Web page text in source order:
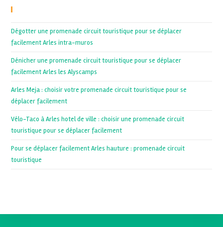
Dégotter une promenade circuit touristique pour se déplacer
facilement Arles intra-muros
Dénicher une promenade circuit touristique pour se déplacer
facilement Arles les Alyscamps
Arles Meja : choisir votre promenade circuit touristique pour se
déplacer facilement
Vélo-Taco à Arles hotel de ville : choisir une promenade circuit
touristique pour se déplacer facilement
Pour se déplacer facilement Arles hauture : promenade circuit
touristique